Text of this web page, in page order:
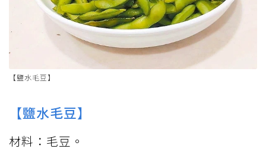
【鹽水毛豆】
【鹽水毛豆】
材料：毛豆。